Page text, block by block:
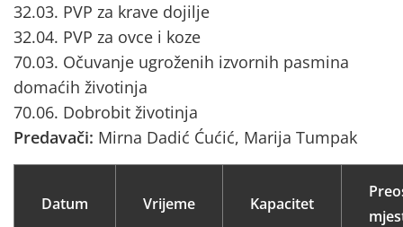
32.03. PVP za krave dojilje
32.04. PVP za ovce i koze
70.03. Očuvanje ugroženih izvornih pasmina
domaćih životinja
70.06. Dobrobit životinja
Predavači: Mirna Dadić Ćućić, Marija Tumpak
Datum Vrijeme Kapacitet